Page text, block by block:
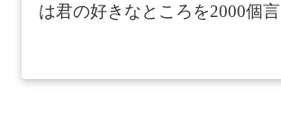
は君の好きなところを2000個言